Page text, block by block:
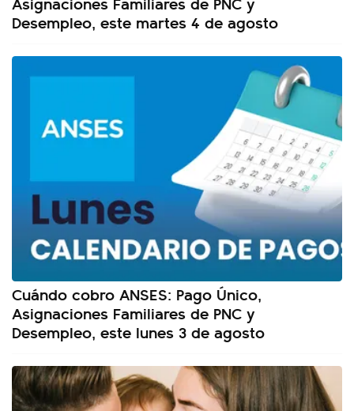
Desempleo, este martes 4 de agosto
Cuándo cobro ANSES: Pago Único,
Asignaciones Familiares de PNC y
Desempleo, este lunes 3 de agosto